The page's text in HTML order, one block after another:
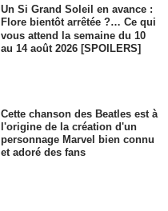
Un Si Grand Soleil en avance :
Flore bientôt arrêtée ?… Ce qui
vous attend la semaine du 10
au 14 août 2026 [SPOILERS]
Cette chanson des Beatles est à
l'origine de la création d'un
personnage Marvel bien connu
et adoré des fans